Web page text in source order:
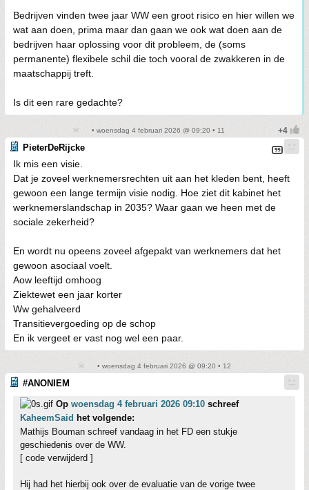
Bedrijven vinden twee jaar WW een groot risico en hier willen we
wat aan doen, prima maar dan gaan we ook wat doen aan de
bedrijven haar oplossing voor dit probleem, de (soms
permanente) flexibele schil die toch vooral de zwakkeren in de
maatschappij treft.
Is dit een rare gedachte?
• woensdag 4 februari 2026 @ 09:20 • 11
PieterDeRijcke
Ik mis een visie.
Dat je zoveel werknemersrechten uit aan het kleden bent, heeft
gewoon een lange termijn visie nodig. Hoe ziet dit kabinet het
werknemerslandschap in 2035? Waar gaan we heen met de
sociale zekerheid?
En wordt nu opeens zoveel afgepakt van werknemers dat het
gewoon asociaal voelt.
Aow leeftijd omhoog
Ziektewet een jaar korter
Ww gehalveerd
Transitievergoeding op de schop
En ik vergeet er vast nog wel een paar.
• woensdag 4 februari 2026 @ 09:20 • 12
#ANONIEM
Op woensdag 4 februari 2026 09:10 schreef
KaheemSaid het volgende:
Mathijs Bouman schreef vandaag in het FD een stukje
geschiedenis over de WW.
[ code verwijderd ]
Hij had het hierbij ook over de evaluatie van de vorige twee